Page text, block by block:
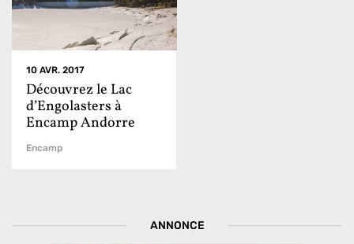
10 AVR. 2017
Découvrez le Lac
d’Engolasters à
Encamp Andorre
Encamp
ANNONCE